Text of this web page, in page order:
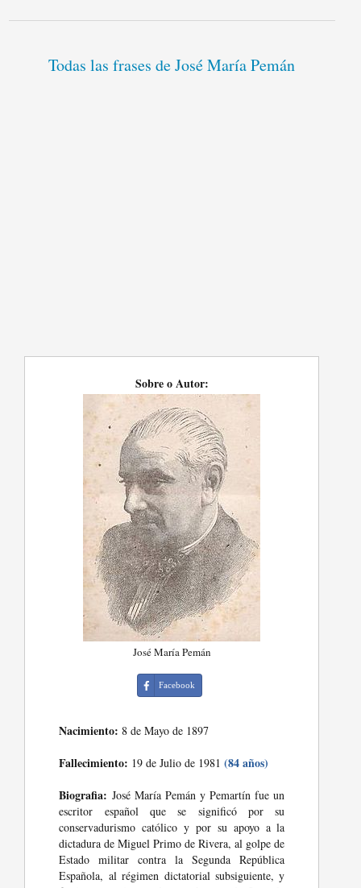
Todas las frases de José María Pemán
Sobre o Autor:
José María Pemán
Facebook
Nacimiento: 8 de Mayo de 1897
Fallecimiento: 19 de Julio de 1981(84 años)
Biografia: José María Pemán y Pemartín fue un
escritor español que se significó por su
conservadurismo católico y por su apoyo a la
dictadura de Miguel Primo de Rivera, al golpe de
Estado militar contra la Segunda República
Española, al régimen dictatorial subsiguiente, y